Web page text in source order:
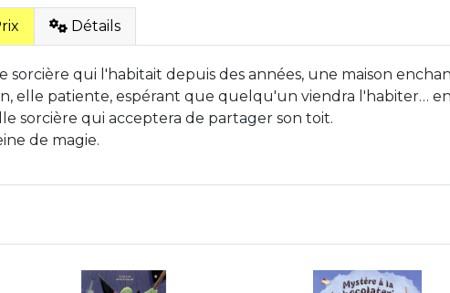
Détails
sorcière qui l'habitait depuis des années, une maison
elle patiente, espérant que quelqu'un viendra l'habiter…
sorcière qui acceptera de partager son toit.
de magie.